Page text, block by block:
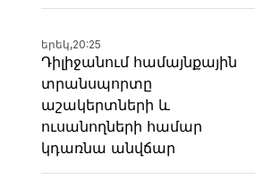
երեկ,20:25
Դիլիջանում համայնքային
տրանսպորտը
աշակերտների և
ուսանողների համար
կդառնա անվճար